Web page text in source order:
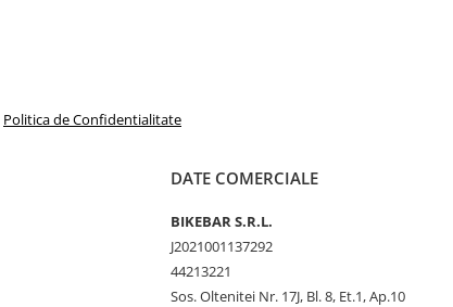
Politica de Confidentialitate
DATE COMERCIALE
BIKEBAR S.R.L.
J2021001137292
44213221
Sos. Oltenitei Nr. 17J, Bl. 8, Et.1, Ap.10